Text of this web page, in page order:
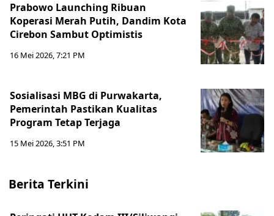
Prabowo Launching Ribuan
Koperasi Merah Putih, Dandim Kota
Cirebon Sambut Optimistis
16 Mei 2026, 7:21 PM
Sosialisasi MBG di Purwakarta,
Pemerintah Pastikan Kualitas
Program Tetap Terjaga
15 Mei 2026, 3:51 PM
Berita Terkini